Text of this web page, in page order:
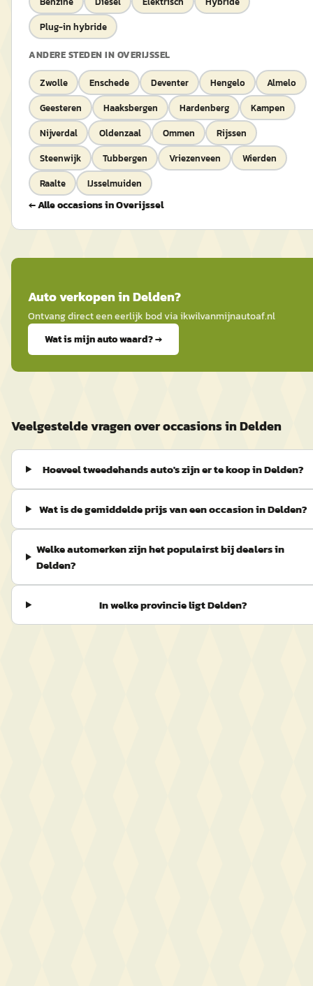
Plug-in hybride
ANDERE STEDEN IN OVERIJSSEL
Zwolle Enschede Deventer Hengelo
Almelo
Geesteren
Haaksbergen Hardenberg
Kampen
Nijverdal
Oldenzaal Ommen
Rijssen
Steenwijk
Tubbergen Vriezenveen
Wierden
Raalte
IJsselmuiden
← Alle occasions inOverijssel
Autoverkopen inDelden?
Ontvang direct een eerlijk bod viaikwilvanmijnautoaf.nl
Wat is mijn auto waard? →
Veelgestelde vragen over occasions in Delden
Hoeveel tweedehands auto's zijn er te koop in Delden?
Wat is de gemiddelde prijs van een occasion in Delden?
Welke automerken zijn het populairst bij dealers in
Delden?
In welke provincie ligt Delden?